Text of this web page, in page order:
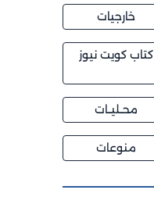
خارجيات
كتاب كويت نيوز
محــليــات
منوعات